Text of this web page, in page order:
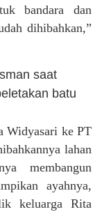
bandara dan
dihibahkan,”
saat
batu
Widyasari ke PT
lahan
membangun
ayahnya,
keluarga Rita